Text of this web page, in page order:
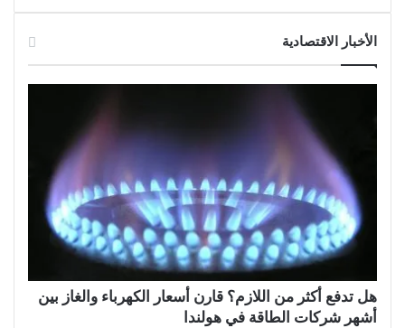
الأخبار الاقتصادية
هل تدفع أكثر من اللازم؟ قارن أسعار الكهرباء والغاز بين
أشهر شركات الطاقة في هولندا